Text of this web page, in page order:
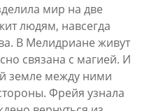
мир на две
людям, навсегда
В Мелидриане живут
связана с магией. И
земле между ними
Фрейя узнала